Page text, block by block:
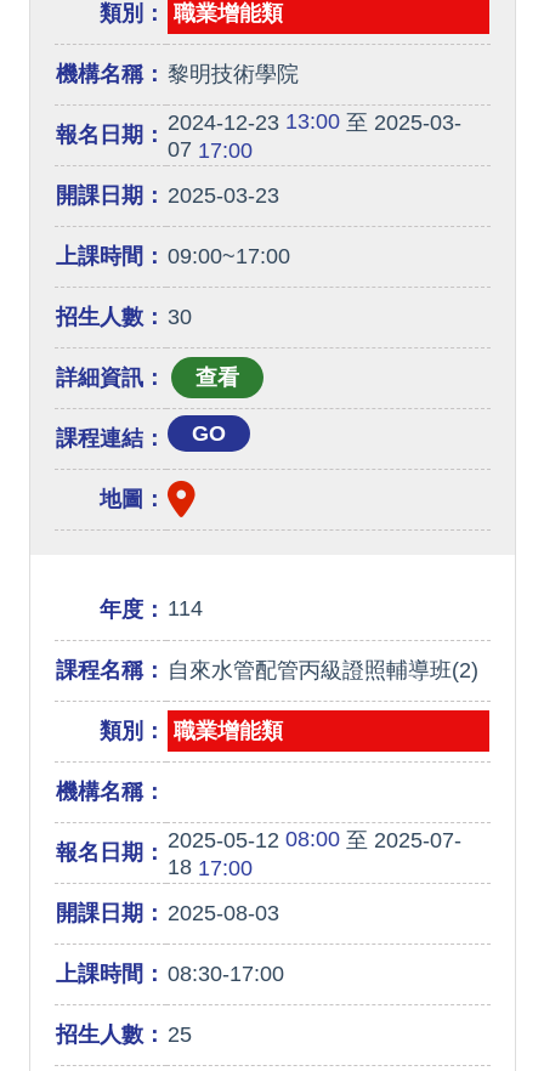
類別：
職業增能類
機構名稱： 黎明技術學院
報名日期： 2024-12-2313:00至 2025-03-
07 17:00
開課日期： 2025-03-23
上課時間： 09:00~17:00
招生人數： 30
詳細資訊：
課程連結： GO
地圖：
年度： 114
課程名稱： 自來水管配管丙級證照輔導班(2)
類別： 職業增能類
機構名稱：
報名日期： 2025-05-12 08:00至 2025-07-
1817:00
開課日期： 2025-08-03
上課時間： 08:30-17:00
招生人數： 25